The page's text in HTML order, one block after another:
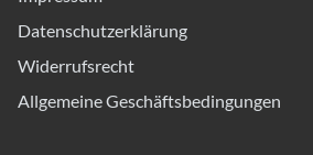
Datenschutzerklärung
Widerrufsrecht
Allgemeine Geschäftsbedingungen